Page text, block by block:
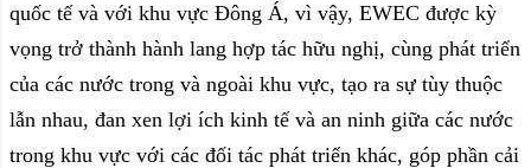
quốc tế và với khu vực Đông Á, vì vậy, EWEC được kỳ
vọng trở thành hành lang hợp tác hữu nghị, cùng phát triển
của các nước trong và ngoài khu vực, tạo ra sự tùy thuộc
lẫn nhau, đan xen lợi ích kinh tế và an ninh giữa các nước
trong khu vực với các đối tác phát triển khác, góp phần cải